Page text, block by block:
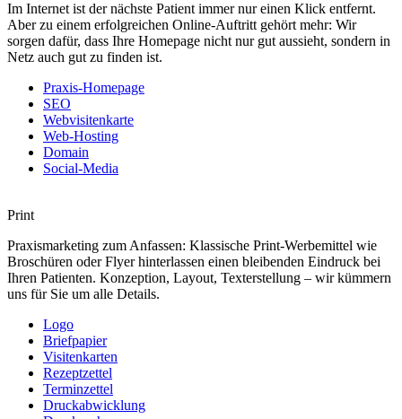
Im Internet ist der nächste Patient immer nur einen Klick entfernt.
Aber zu einem erfolgreichen Online-Auftritt gehört mehr: Wir
sorgen dafür, dass Ihre Homepage nicht nur gut aussieht, sondern in
Netz auch gut zu finden ist.
Praxis-Homepage
SEO
Webvisitenkarte
Web-Hosting
Domain
Social-Media
Print
Praxismarketing zum Anfassen: Klassische Print-Werbemittel wie
Broschüren oder Flyer hinterlassen einen bleibenden Eindruck bei
Ihren Patienten. Konzeption, Layout, Texterstellung – wir kümmern
uns für Sie um alle Details.
Logo
Briefpapier
Visitenkarten
Rezeptzettel
Terminzettel
Druckabwicklung